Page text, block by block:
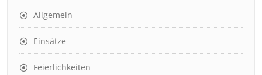
Allgemein
Einsätze
Feierlichkeiten